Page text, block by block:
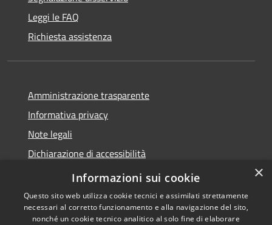
Leggi le FAQ
Richiesta assistenza
Amministrazione trasparente
Informativa privacy
Note legali
Dichiarazione di accessibilità
Moduli Privacy Amministrazione trasparente
×
Informazioni sui cookie
Questo sito web utilizza cookie tecnici e assimilati strettamente
necessari al corretto funzionamento e alla navigazione del sito,
nonché un cookie tecnico analitico al solo fine di elaborare